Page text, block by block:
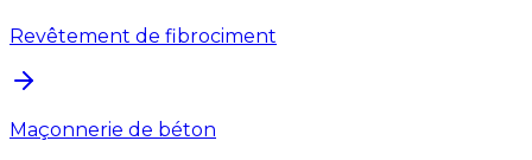
Revêtement de fibrociment
Maçonnerie de béton